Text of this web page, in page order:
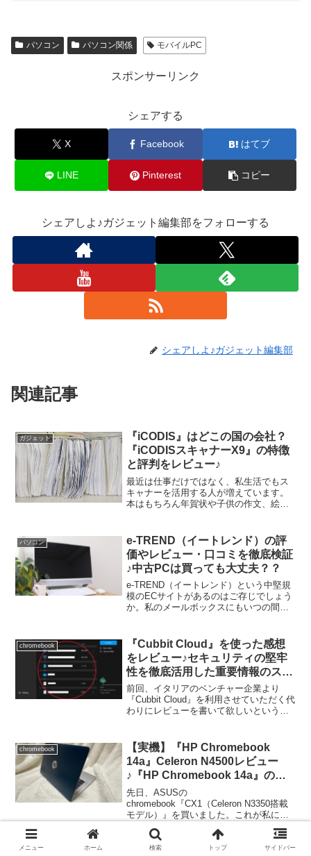
パソコン パソコン関係 モバイルPC
スポンサーリンク
シェアする
X Facebook はてブ
LINE Pinterest コピー
シェアしよ♪ガジェット編集部をフォローする
シェアしよ♪ガジェット編集部
関連記事
ガジェット
『iCODIS』はどこの国の会社？
『iCODISスキャナーX9』の特徴
と評判をレビュー♪
最近は仕事だけではなく、私生活でもス
キャナーを活用する人が増えています。
本はもちろん年賀状や子供の作文、絵を
ュメントスキャナーはマルチに活躍でき
る一台。でも、『iCODIS』ってどこの国
のメーカーなのか疑問ですよね。そこ
で、『iCODIS』がどこの国の会社なのか
調査してみました♪また、『iCODIS』ス
キャナーの特徴や評判・口コミをレビュ
ーします。
パソコン
e-TREND（イートレンド）の評
価やレビュー・口コミを徹底検証
♪中古PCは買っても大丈夫？？
e-TREND（イートレンド）という中堅規
模のECサイトがあるのはご存じでしょう
か。私のメールボックスにもいつの間に
ンが36.000円だったりかなり安く買えま
す。もっとも、中古パソコンの購入時に
気を付けなければならないのはアフター
フォローがしっかりしているかなんです
けどね＾＾；そこで、今回はe-
TREND（イートレンド）さんのアマゾ
ン、楽天、ヤフーといった主なECサイト
の評判をまとめるとともに、イートレン
トレンドで購入する際に気を付けたい配
送料無料ライン、領収書の発行、サポー
トの質といったところをお伝えします♪
chromebook
『Cubbit Cloud』を使った感想
をレビュー♪セキュリティの堅牢
性を徹底活用した重要情報のスト
ックに最適♪
前回、イタリアのベンチャー企業より
『Cubbit Cloud』を利用させていただく代
わりにレビューを書いて欲しいというお
伝えしました。『Cubbit』には『Cubbit
Cell』という一種のサーバーを手元に置く
買い切りタイプと、『Cubbit Cloud』とい
う純粋なサブスクのクラウドストレージ
サービスの二種類があります。今回は、
『Cubbit Cloud』を数週間、自宅と会社か
ら実際に利用させていただいた使い勝手
や使用方法などをレビューしていきます
♪（ちゃんと、容量を私用に分けていただ
きました！ありがとうございます＾＾）
chromebook
【実機】『HP Chromebook
14a』Celeron N4500レビュー
♪『HP Chromebook 14a』の評
判・評価・口コミもレビュー♪
先日、ASUSの
chromebook『CX1（Celeron N3350搭載
モデル）』を買いました。これが私にと
るCPUは最低スペックのCeleron N3350と
いうものだったのですが、販売価格がな
【実体験】filmora（フィモー
メニュー ホーム 検索 トップ サイドバー